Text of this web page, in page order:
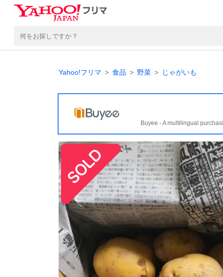
Yahoo!フリマ 食品 野菜 じゃがいも
Buyee - A multilingual